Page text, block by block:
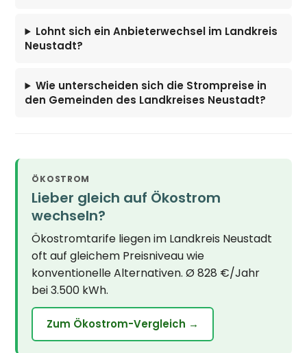
Lohnt sich ein Anbieterwechsel im Landkreis
Neustadt?
Wie unterscheiden sich die Strompreise in
den Gemeinden des Landkreises Neustadt?
ÖKOSTROM
Lieber gleich auf Ökostrom
wechseln?
Ökostromtarife liegen im Landkreis Neustadt
oft auf gleichem Preisniveau wie
konventionelle Alternativen. Ø 828 €/Jahr
bei 3.500 kWh.
Zum Ökostrom-Vergleich →